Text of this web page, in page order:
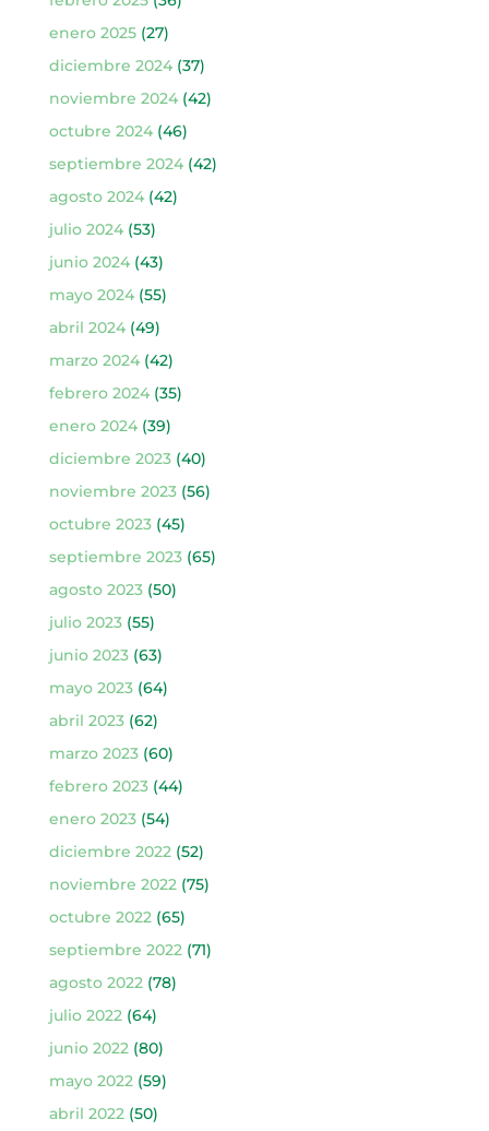
enero 2025(27)
diciembre 2024(37)
noviembre 2024(42)
octubre 2024(46)
septiembre 2024(42)
agosto 2024(42)
julio 2024(53)
junio 2024(43)
mayo 2024(55)
abril 2024(49)
marzo 2024(42)
febrero 2024(35)
enero 2024(39)
diciembre 2023(40)
noviembre 2023(56)
octubre 2023(45)
septiembre 2023(65)
agosto 2023(50)
julio 2023(55)
junio 2023(63)
mayo 2023(64)
abril 2023(62)
marzo 2023(60)
febrero 2023(44)
enero 2023(54)
diciembre 2022(52)
noviembre 2022(75)
octubre 2022(65)
septiembre 2022(71)
agosto 2022(78)
julio 2022(64)
junio 2022(80)
mayo 2022(59)
abril 2022(50)